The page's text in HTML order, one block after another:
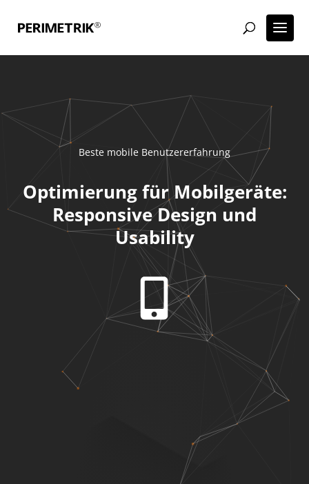
Beste mobile Benutzererfahrung
Optimierung für Mobilgeräte:
Responsive Design und
Usability